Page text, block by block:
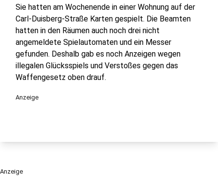
Sie hatten am Wochenende in einer Wohnung auf der
Carl-Duisberg-Straße Karten gespielt. Die Beamten
hatten in den Räumen auch noch drei nicht
angemeldete Spielautomaten und ein Messer
gefunden. Deshalb gab es noch Anzeigen wegen
illegalen Glücksspiels und Verstoßes gegen das
Waffengesetz oben drauf.
Anzeige
Anzeige